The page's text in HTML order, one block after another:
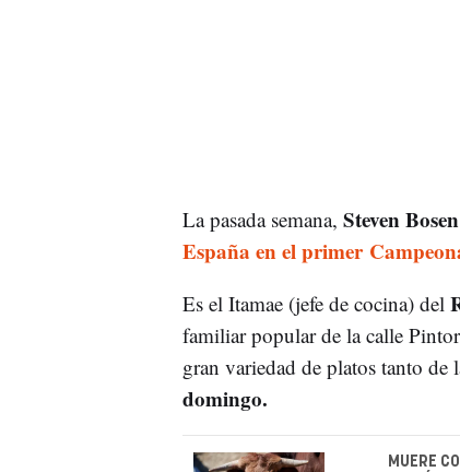
La pasada semana, Steven
España en el primer
Es el Itamae (jefe de cocina) del
familiar popular de la calle
gran variedad de platos tanto de
domingo.
MUERE